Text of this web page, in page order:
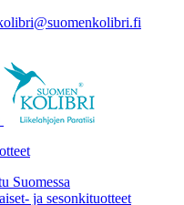
Suomessa
ja sesonkituotteet